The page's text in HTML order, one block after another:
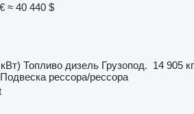
≈ 40 440 $
Топливо дизель Грузопод. 14 905 кг
Подвеска рессора/рессора